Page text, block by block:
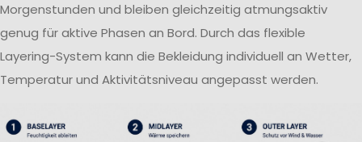
Morgenstunden und bleiben gleichzeitig atmungsaktiv
genug für aktive Phasen an Bord. Durch das flexible
Layering-System kann die Bekleidung individuell an Wetter,
Temperatur und Aktivitätsniveau angepasst werden.